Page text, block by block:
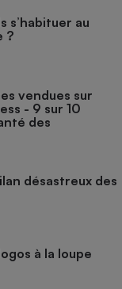
s’habituer au
?
vendues sur
- 9 sur 10
des
désastreux des
à la loupe